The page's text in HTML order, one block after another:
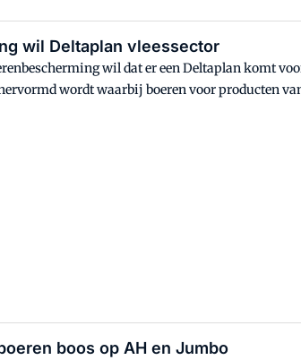
wil Deltaplan vleessector
wil dat er een Deltaplan komt
wordt waarbij boeren voor producten
boos op AH en Jumbo